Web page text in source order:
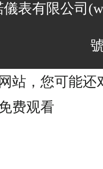
表有限公司
站，您可能还
费观看